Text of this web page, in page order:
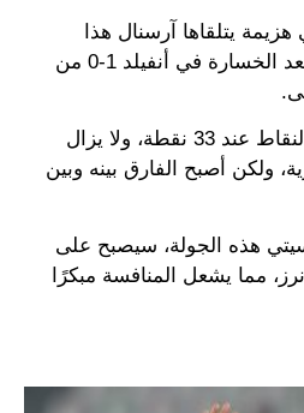
يتلقاها آرسنال هذا
الموسم في البريميرليج، بعد الخسارة في أنفيلد 1-0 من
وتجمد رصيد آرسنال من النقاط عند 33 نقطة، ولا يزال
ولكن أصبح الفارق بينه وبين
هذه الجولة، سيصبح على
مما يشعل المنافسة مبكرًا